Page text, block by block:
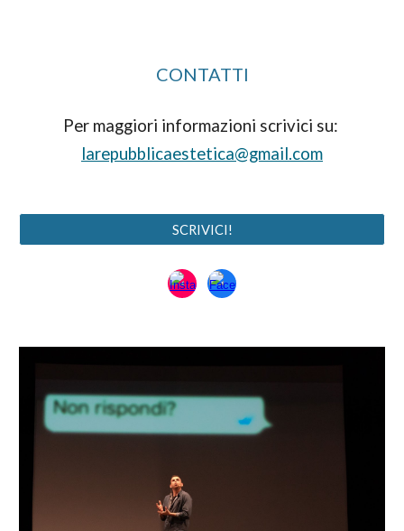
CONTATTI
larepubblicaestetica@gmail.com
SCRIVICI!